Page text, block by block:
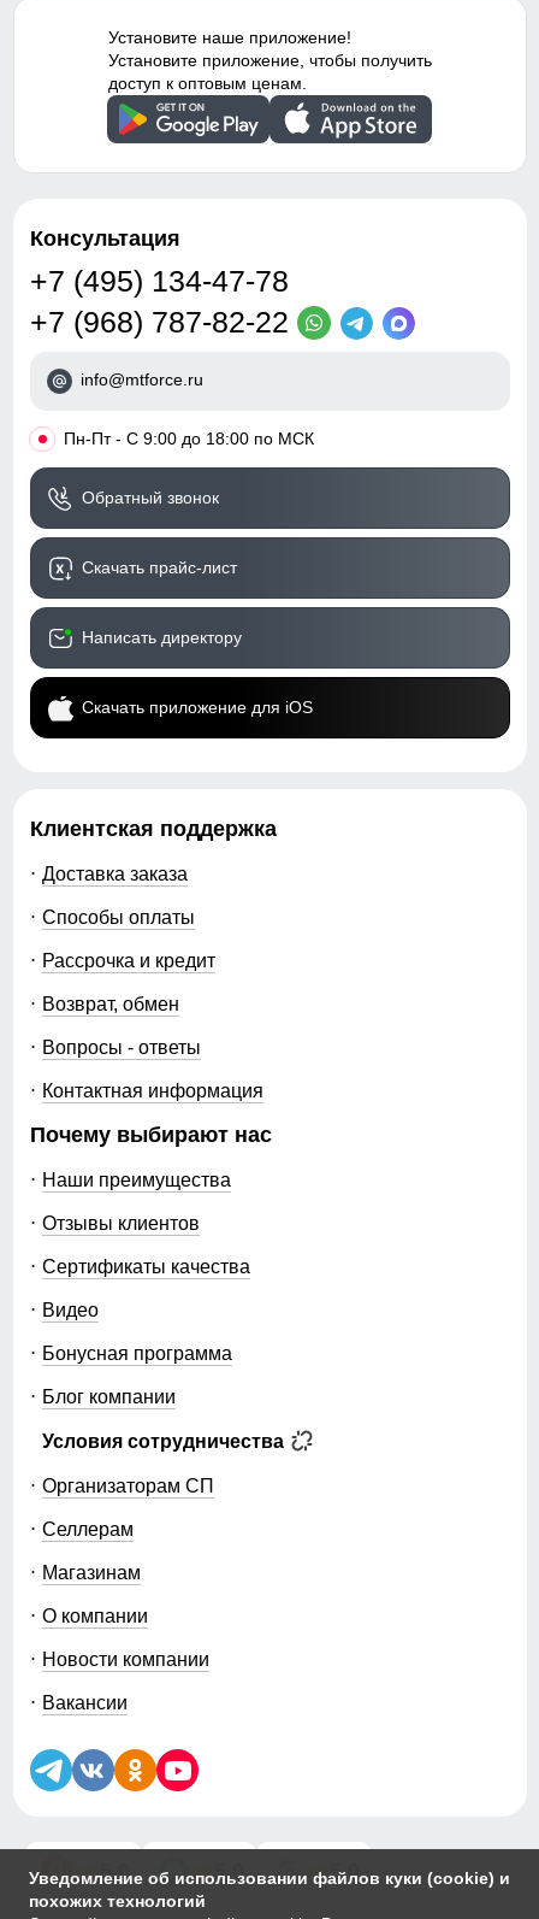
Уведомление об использовании файлов куки (cookie) и
похожих технологий
Установите наше приложение!
Установите приложение, чтобы получить
доступ к оптовым ценам.
Консультация
+7 (495) 134-47-78
+7 (968) 787-82-22
info@mtforce.ru
• Пн-Пт - С 9:00 до 18:00 по МСК
Обратный звонок
Скачать прайс-лист
Написать директору
Скачать приложение для iOS
Клиентская поддержка
Доставка заказа
Способы оплаты
Рассрочка и кредит
Возврат, обмен
Вопросы - ответы
Контактная информация
Почему выбирают нас
Наши преимущества
Отзывы клиентов
Сертификаты качества
Видео
Бонусная программа
Блог компании
Условия сотрудничества
Организаторам СП
Селлерам
Магазинам
О компании
Новости компании
Вакансии
5.0 5.0 5.0